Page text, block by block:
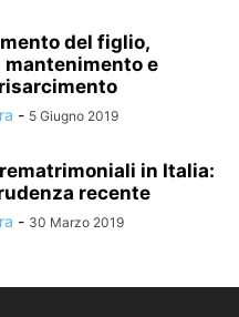
del figlio,
mantenimento e
- 5 Giugno 2019
in Italia:
recente
- 30 Marzo 2019